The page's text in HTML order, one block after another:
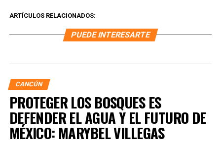
ARTÍCULOS RELACIONADOS:
PUEDE INTERESARTE
CANCÚN
PROTEGER LOS BOSQUES ES
DEFENDER EL AGUA Y EL FUTURO DE
MÉXICO: MARYBEL VILLEGAS